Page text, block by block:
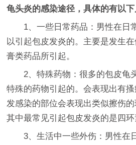
龟头炎的感染途径，具体的有以下
1、一些日常药品：男性在日
以引起包皮发炎的。主要是发生
膏类药品所引起。
2、特殊药物：很多的包皮龟
特殊的药物引起的。会表现出有搔
发感染的部位会表现出类似擦伤的
其中最常见引起包皮发炎的是四环
3、生活中一些外伤：男性在